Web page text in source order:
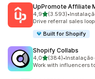
UpPromote Affiliate
4,9de 5 estrelas
(3.593)
3593 total de•
Drive referral sales
Built for Shopify
Shopify Collabs
4,0de 5 estrelas
(384)
384 total de avaliações
•Instalação
Work with influencers